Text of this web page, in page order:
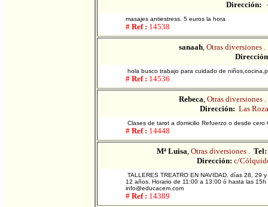
Dirección:
masajes antiestress. 5 euros la hora
# Ref : 14538
sanaah, Otras diversiones .
hola busco trabajo para cuidado de
# Ref : 14536
Rebeca, Otras diversiones .
Dirección: Las
Clases de tarot a domicilio Refuerzo o desde
# Ref : 14448
Mª Luisa, Otras diversiones . Tel:
Dirección: c/
TALLERES TREATRO EN NAVIDAD. días 28,
12 años. Horario de 11:00 a 13:00 ó hasta las
info@educacem.com
# Ref : 14389